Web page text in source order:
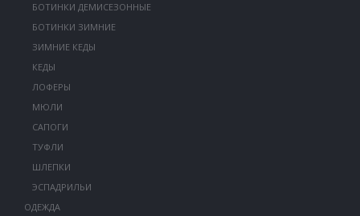
БОТИНКИ ДЕМИСЕЗОННЫЕ
БОТИНКИ ЗИМНИЕ
ЗИМНИЕ КЕДЫ
КЕДЫ
ЛОФЕРЫ
МЮЛИ
САПОГИ
ТУФЛИ
ШЛЕПКИ
ЭСПАДРИЛЬИ
ОДЕЖДА